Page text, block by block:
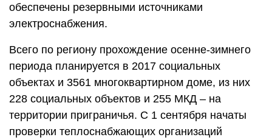
обеспечены резервными источниками
электроснабжения.
Всего по региону прохождение осенне-зимнего
периода планируется в 2017 социальных
объектах и 3561 многоквартирном доме, из них
228 социальных объектов и 255 МКД – на
территории приграничья. С 1 сентября начаты
проверки теплоснабжающих организаций